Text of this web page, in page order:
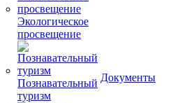
Экологическое
просвещение
Познавательный
туризм
Документы